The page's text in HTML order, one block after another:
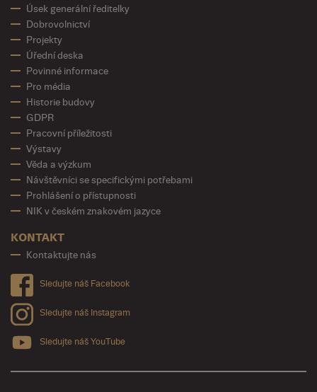
Úsek generální ředitelky
Dobrovolnictví
Projekty
Úřední deska
Povinné informace
Pro média
Historie budovy
GDPR
Pracovní příležitosti
Výstavy
Věda a výzkum
Návštěvníci se specifickými potřebami
Prohlášení o přístupnosti
NIK v českém znakovém jazyce
KONTAKT
Kontaktujte nás
Sledujte náš Facebook
Sledujte náš Instagram
Sledujte náš YouTube